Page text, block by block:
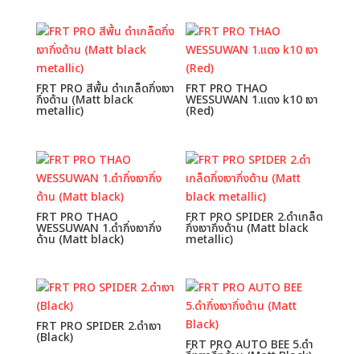
FRT PRO สีพื้น ดำเกล็ดกึ่งเงา
กึ่งด้าน (Matt black
metallic)
FRT PRO THAO
WESSUWAN 1.แดง k10 เงา
(Red)
FRT PRO THAO
WESSUWAN 1.ดำกึ่งเงากึ่ง
ด้าน (Matt black)
FRT PRO SPIDER 2.ดำเกล็ด
กึ่งเงากึ่งด้าน (Matt black
metallic)
FRT PRO SPIDER 2.ดำเงา
(Black) FRT PRO AUTO BEE 5.ดำ